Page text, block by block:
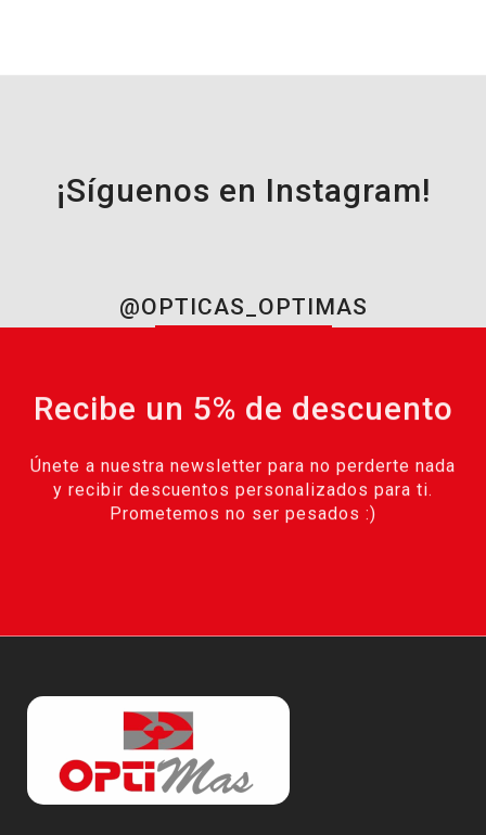
¡Síguenos en Instagram!
@OPTICAS_OPTIMAS
Recibe un 5% de descuento
Únete a nuestra newsletter para no perderte nada
y recibir descuentos personalizados para ti.
Prometemos no ser pesados :)